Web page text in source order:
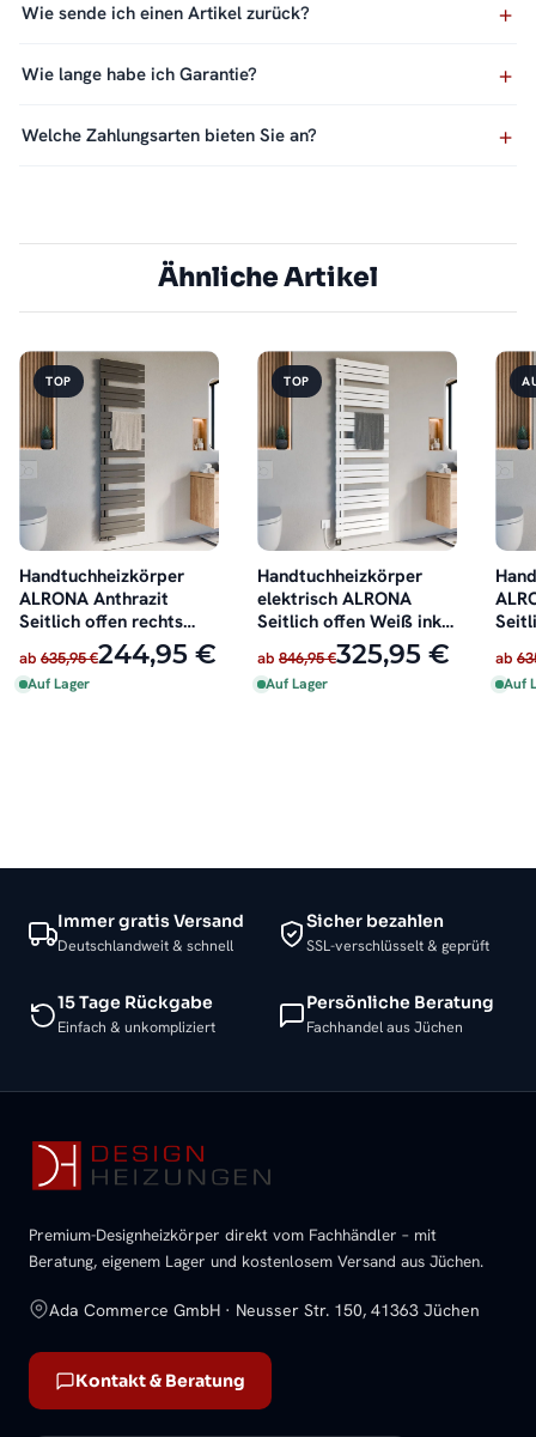
Wie sende ich einen Artikel zurück?
Wie lange habe ich Garantie?
Welche Zahlungsarten bieten Sie an?
Ähnliche Artikel
TOP
Handtuchheizkörper
ALRONA Anthrazit
Seitlich offen rechts
oder links
ab 635,95 €244,95 €
Auf Lager
TOP
Handtuchheizkörper
elektrisch ALRONA
Seitlich offen Weiß inkl.
ab 846,95 €325,95 €
Auf Lager
ab
Auf
Immer gratis Versand
Deutschlandweit & schnell
Sicher bezahlen
SSL-verschlüsselt & geprüft
15 Tage Rückgabe
Einfach & unkompliziert
Persönliche Beratung
Fachhandel aus Jüchen
Premium-Designheizkörper direkt vom Fachhändler – mit
Beratung, eigenem Lager und kostenlosem Versand aus Jüchen.
Ada Commerce GmbH · Neusser Str. 150, 41363 Jüchen
Kontakt & Beratung